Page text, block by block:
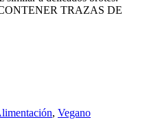
TRAZAS DE
, Vegano